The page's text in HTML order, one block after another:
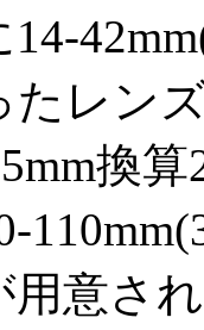
レン
換
用意さ